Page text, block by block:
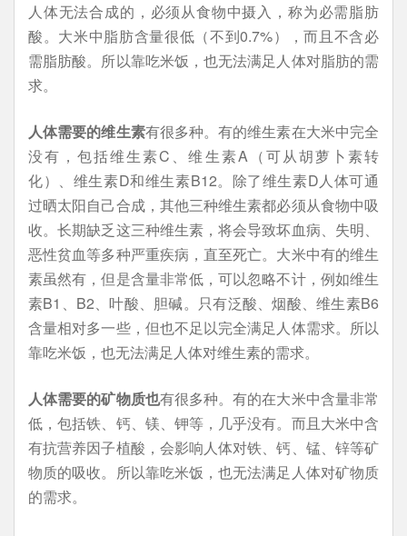
人体无法合成的，必须从食物中摄入，称为必需脂肪
酸。大米中脂肪含量很低（不到0.7%），而且不含必
需脂肪酸。所以靠吃米饭，也无法满足人体对脂肪的需
求。
人体需要的维生素有很多种。有的维生素在大米中完全
没有，包括维生素C、维生素A（可从胡萝卜素转
化）、维生素D和维生素B12。除了维生素D人体可通
过晒太阳自己合成，其他三种维生素都必须从食物中吸
收。长期缺乏这三种维生素，将会导致坏血病、失明、
恶性贫血等多种严重疾病，直至死亡。大米中有的维生
素虽然有，但是含量非常低，可以忽略不计，例如维生
素B1、B2、叶酸、胆碱。只有泛酸、烟酸、维生素B6
含量相对多一些，但也不足以完全满足人体需求。所以
靠吃米饭，也无法满足人体对维生素的需求。
人体需要的矿物质也有很多种。有的在大米中含量非常
低，包括铁、钙、镁、钾等，几乎没有。而且大米中含
有抗营养因子植酸，会影响人体对铁、钙、锰、锌等矿
物质的吸收。所以靠吃米饭，也无法满足人体对矿物质
的需求。